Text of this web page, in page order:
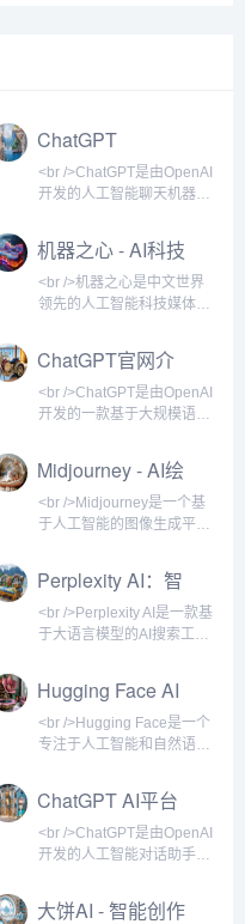
度可达20000nit以上，且寿命超
过100000小时。业内分析师指
出，今年
ChatGPT
<br />ChatGPT是由OpenAI
开发的人工智能聊天机器
型构建。它能够以自然语言
方式与用户进行对话，回答
各类问题，辅助写作、编
程、学习、创意生成等任
用户量增长最快的消费级AI
应用之一，也是当前最主
流、最具代表性的AI网站之
文本对话、内容生成
机器之心 - AI科技
媒体
<br />机器之心是中文世界
领先的人工智能科技媒体，
焦于人工智能领域的前沿动
态、技术突破与商业应用。
网站以深度报道和专业分析
著称，为科研人员、工程
信息服务和知识分享平台。
机器之心不仅是一个新闻聚
合站，更是一个连接学术与
之心的内容体系丰富多元，
覆盖人工智
ChatGPT官网介
绍
<br />ChatGPT是由OpenAI
开发的一款基于大规模语言
2022年11月30日发布。它
能够通过自然语言与用户对
话，回答问题、撰写文章、
编写代码、翻译语言，甚至
ChatGPT在发布后迅速引爆
全球关注，上线五天注册用
户突破一百万，两个月后月
<br /><br /><br /
Midjourney - AI绘
画网站
<br />Midjourney是一个基
于人工智能的图像生成平
即可创作出高质量的数字艺
术作品。它由独立研究实验
室Midjourney, Inc.开发，成
立于2021年，总部位于美国
用户无需安装专门客户端，
即可在Discord服务器中调
用指令生成图像。<br /><br
Perplexity AI：智
能搜索新纪元
<br />Perplexity AI是一款基
于大语言模型的AI搜索工
直接给出简洁、准确的答
案，并附上引用来源。用户
可以用自然语言提问，系统
的回答。无论是学术研究、
日常咨询、技术问题还是市
场分析，Perplexity都能提
<br /><br /><br /
Hugging Face AI
网站简介
<br />Hugging Face是一个
专注于人工智能和自然语言
2016年。它最初以开发聊天
机器人应用起家，后来转型
为面向AI开发者、研究人员
和企业的开源社区与工具提
学习模型托管和协作平台之
ChatGPT AI平台
介绍
<br />ChatGPT是由OpenAI
开发的人工智能对话助手，
换器）架构。自2022年11
月发布以来，它迅速成为全
大饼AI - 智能创作